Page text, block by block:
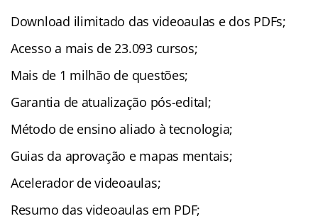
Download ilimitado das videoaulas e dos PDFs;
Acesso a mais de 23.093 cursos;
Mais de 1 milhão de questões;
Garantia de atualização pós-edital;
Método de ensino aliado à tecnologia;
Guias da aprovação e mapas mentais;
Acelerador de videoaulas;
Resumo das videoaulas em PDF;